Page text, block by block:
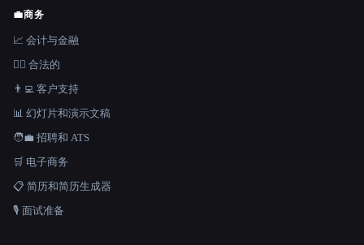
💼商务
📈 会计与金融
👩‍⚖️ 合法的
👨‍💻 客户支持
📊 幻灯片和演示文稿
🧑‍💼 招聘和 ATS
🛒 电子商务
📋 简历和简历生成器
🎙️ 面试准备